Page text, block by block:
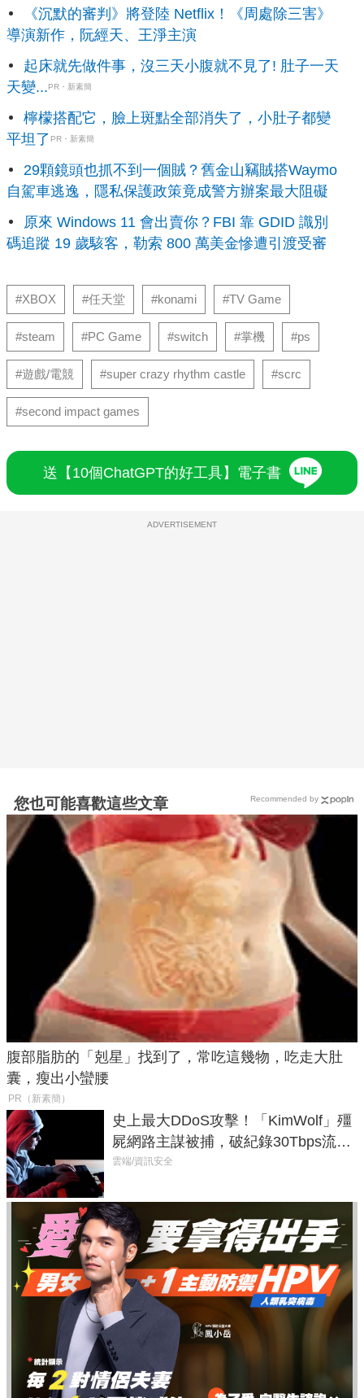
《沉默的審判》將登陸 Netflix！《周處除三害》
導演新作，阮經天、王淨主演
起床就先做件事，沒三天小腹就不見了! 肚子一天
天變...PR・新素簡
檸檬搭配它，臉上斑點全部消失了，小肚子都變
平坦了 PR・新素簡
29顆鏡頭也抓不到一個賊？舊金山竊賊搭Waymo
自駕車逃逸，隱私保護政策竟成警方辦案最大阻礙
原來 Windows 11 會出賣你？FBI 靠 GDID 識別
碼追蹤 19 歲駭客，勒索 800 萬美金慘遭引渡受審
#XBOX #任天堂 #konami #TV Game
#steam #PC Game #switch #掌機 #ps
#遊戲/電競 #super crazy rhythm castle #scrc
#second impact games
送【10個ChatGPT的好工具】電子書
ADVERTISEMENT
您也可能喜歡這些文章
腹部脂肪的「剋星」找到了，常吃這幾物，吃走大肚
囊，瘦出小蠻腰
PR（新素簡）
史上最大DDoS攻擊！「KimWolf」殭
屍網路主謀被捕，破紀錄30Tbps流量
癱瘓全球！
雲端/資訊安全
Recommended by